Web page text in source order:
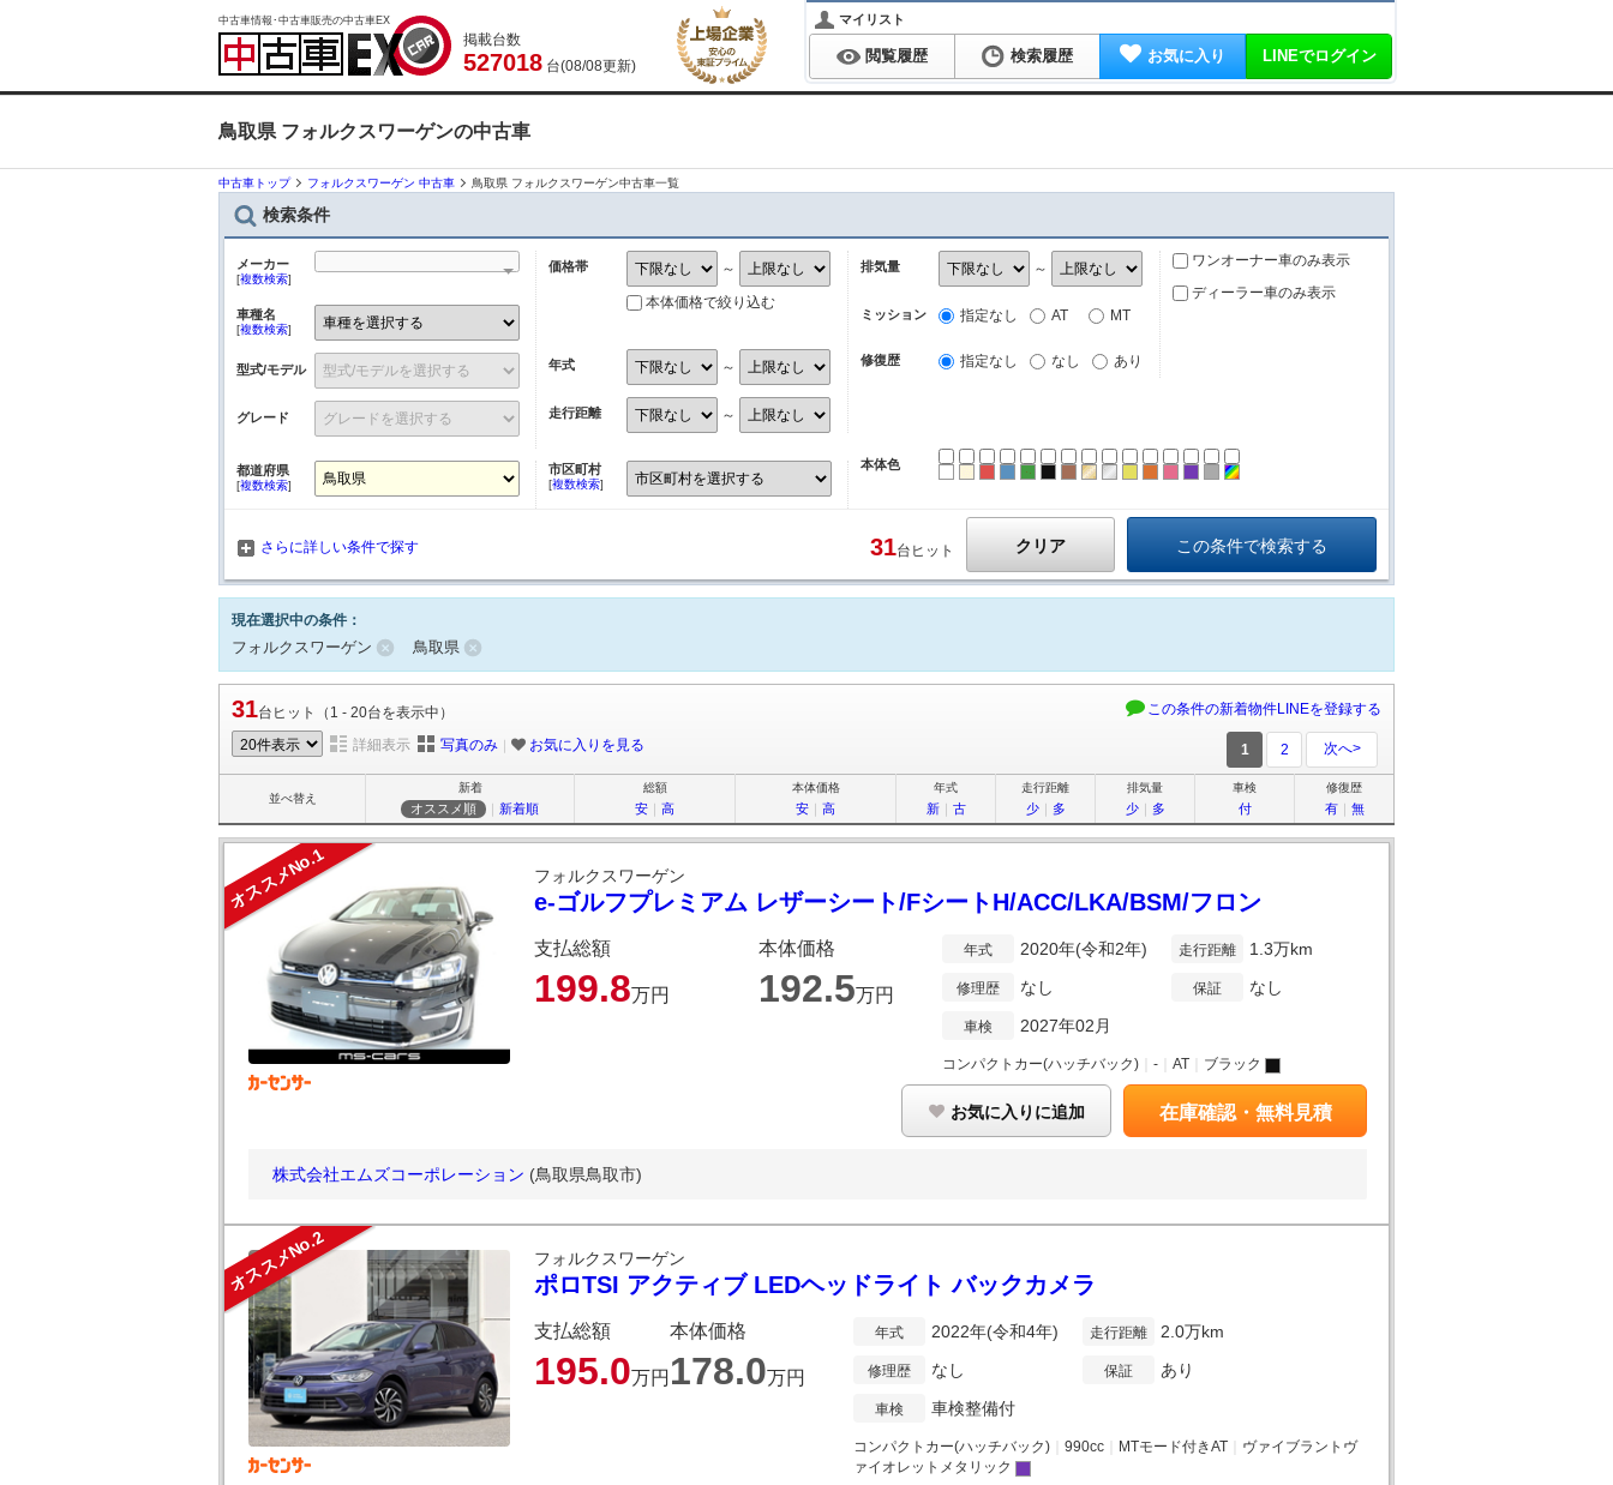
中古車情報･中古車販売の中古車EX
掲載台数
527018 台(08/08更新)
マイリスト
閲覧履歴 検索履歴 お気に入り LINEでログイン
鳥取県 フォルクスワーゲンの中古車
中古車トップ フォルクスワーゲン 中古車 鳥取県 フォルクスワーゲン中古車一覧
検索条件
メーカー
[複数検索]
車種名
[複数検索]
型式/モデル
グレード
価格帯 ～
本体価格で絞り込む
年式 ～
走行距離 ～
排気量 ～
ミッション 指定なし AT MT
修復歴 指定なし なし あり
ワンオーナー車のみ表示
ディーラー車のみ表示
都道府県
[複数検索]
市区町村
[複数検索]
本体色
レッドブルーグリーン
ブラック
ブラウンゴールド パープル
グレー
さらに詳しい条件で探す クリア
31台ヒット
現在選択中の条件：
フォルクスワーゲン 鳥取県
31台ヒット（1 - 20台を表示中） この条件の新着物件LINEを登録する
詳細表示 写真のみ ｜ お気に入りを見る 1 2 次へ>
並べ替え
新着
オススメ順 ｜ 新着順
総額
安 ｜ 高
本体価格
安 ｜ 高
年式
新｜ 古
走行距離
少｜ 多
排気量
少｜ 多
車検
付
修復歴
有｜ 無
オススメNo.1 フォルクスワーゲン
e-ゴルフプレミアム レザーシート/FシートH/ACC/LKA/BSM/フロン
支払総額
199.8万円
本体価格
192.5万円
年式 2020年(令和2年)
修理歴 なし
車検 2027年02月
走行距離 1.3万km
保証 なし
コンパクトカー(ハッチバック) - AT ブラック
お気に入りに追加 在庫確認・無料見積
株式会社エムズコーポレーション (鳥取県鳥取市)
オススメNo.2 フォルクスワーゲン
ポロTSI アクティブ LEDヘッドライト バックカメラ
支払総額
195.0万円
本体価格
178.0万円
年式 2022年(令和4年)
修理歴 なし
車検 車検整備付
走行距離 2.0万km
保証 あり
コンパクトカー(ハッチバック) 990cc MTモード付きAT
ヴァイブラントヴ
ァイオレットメタリック